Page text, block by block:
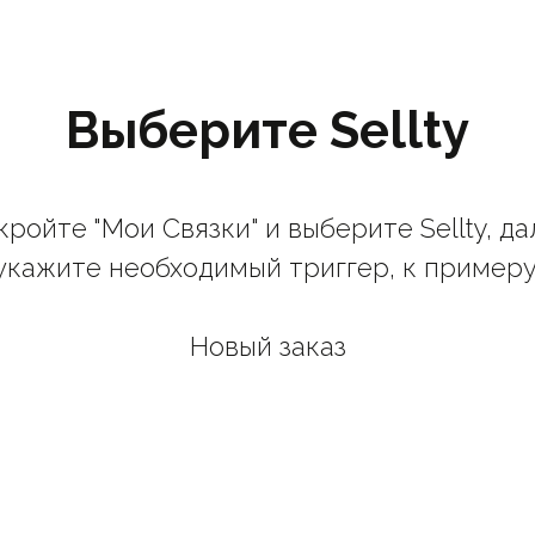
Выберите Sellty
"Мои Связки" и выберите Sellty,
необходимый триггер, к
Новый заказ